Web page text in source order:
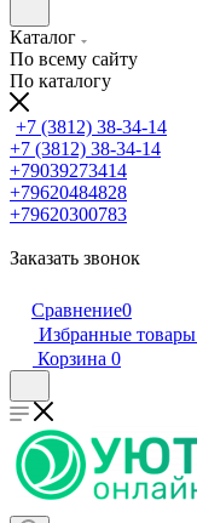
Каталог
По всему сайту
По каталогу
+7 (3812) 38-34-14
+7 (3812) 38-34-14
+79039273414
+79620484828
+79620300783
Заказать звонок
Сравнение0
Избранные товары
Корзина 0